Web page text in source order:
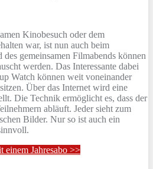
Kinobesuch oder dem
war, ist nun auch beim
gemeinsamen Filmabends können
werden. Das Interessante dabei
Watch können weit voneinander
Über das Internet wird eine
Die Technik ermöglicht es, dass der
abläuft. Jeder sieht zum
Bilder. Nur so ist auch ein
einem Jahresabo >>